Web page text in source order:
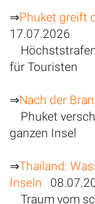
⇒Phuket greift
17.07.2026
für Touristen
⇒Nach der
Phuket
ganzen Insel
⇒Thailand:
Inseln
Traum vom